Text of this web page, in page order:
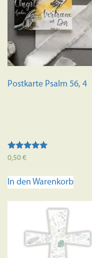
Postkarte Psalm 56, 4
Bewertet mit
5.00
0,50€
In den Warenkorb